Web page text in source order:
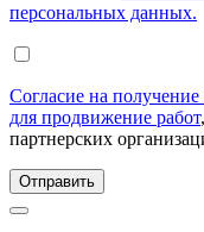
персональных данных.
Согласие на
для продвижение работ
партнерских